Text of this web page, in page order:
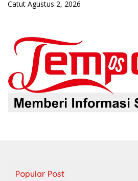
Catut Agustus 2, 2026
Popular Post